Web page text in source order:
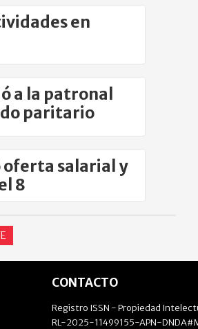
en
a la patronal
paritario
oferta salarial y
8
CONTACTO
Registro ISSN - Propiedad
RL-2025-11499155-APN-